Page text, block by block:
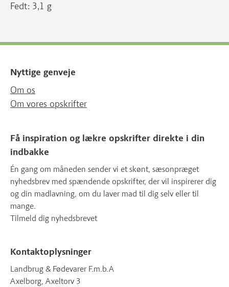
Fedt: 3,1 g
Nyttige genveje
Om os
Om vores opskrifter
Få inspiration og lækre opskrifter direkte i din
indbakke
Én gang om måneden sender vi et skønt, sæsonpræget
nyhedsbrev med spændende opskrifter, der vil inspirerer dig
og din madlavning, om du laver mad til dig selv eller til
mange.
Tilmeld dig nyhedsbrevet
Kontaktoplysninger
Landbrug & Fødevarer F.m.b.A
Axelborg, Axeltorv 3